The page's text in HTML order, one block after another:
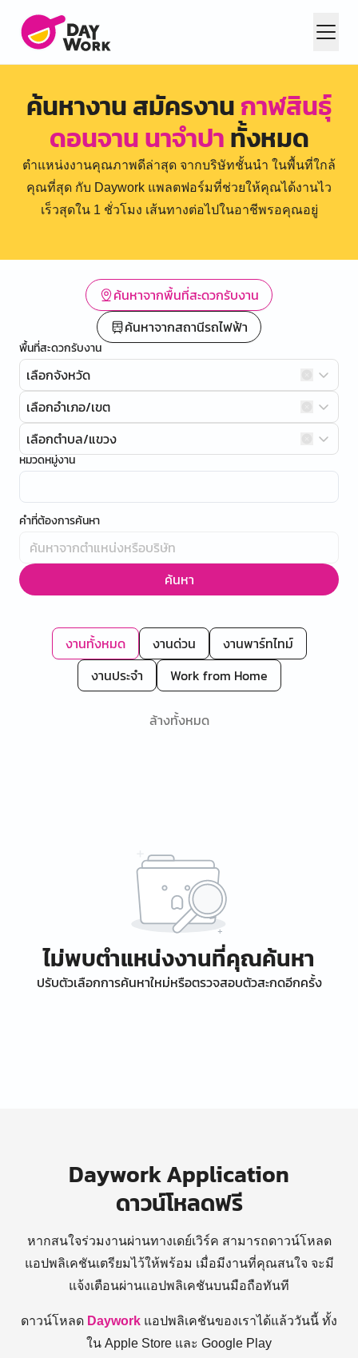
ค้นหางาน สมัครงานกาฬสินธุ์
ดอนจาน นาจำปาทั้งหมด
ตำแหน่งงานคุณภาพดีล่าสุด จากบริษัทชั้นนำ ในพื้นที่ใกล้
คุณที่สุด กับ Daywork แพลตฟอร์มที่ช่วยให้คุณได้งานไว
เร็วสุดใน 1 ชั่วโมง เส้นทางต่อไปในอาชีพรอคุณอยู่
ค้นหาจากพื้นที่สะดวกรับงาน
ค้นหาจากสถานีรถไฟฟ้า
พื้นที่สะดวกรับงาน
เลือกจังหวัด
เลือกอำเภอ/เขต
เลือกตำบล/แขวง
หมวดหมู่งาน
คำที่ต้องการค้นหา
ค้นหา
งานทั้งหมด งานด่วน
งานพาร์ทไทม์
งานประจำ
Work from Home
ล้างทั้งหมด
ไม่พบตำแหน่งงานที่คุณค้นหา
ปรับตัวเลือกการค้นหาใหม่หรือตรวจสอบตัวสะกดอีกครั้ง
Daywork Application
ดาวน์โหลดฟรี
หากสนใจร่วมงานผ่านทางเดย์เวิร์ค สามารถดาวน์โหลด
แอปพลิเคชันเตรียมไว้ให้พร้อม เมื่อมีงานที่คุณสนใจ จะมี
แจ้งเตือนผ่านแอปพลิเคชันบนมือถือทันที
ดาวน์โหลด Daywork แอปพลิเคชันของเราได้แล้ววันนี้ ทั้ง
ใน Apple Store และ Google Play